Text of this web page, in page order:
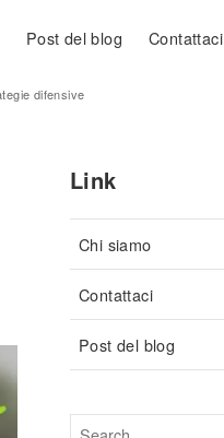
Post del blog Contattaci
difensive
Link
Chi siamo
Contattaci
Post del blog